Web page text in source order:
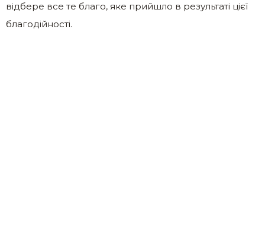
відбере все те благо, яке прийшло в результаті цієї
благодійності.